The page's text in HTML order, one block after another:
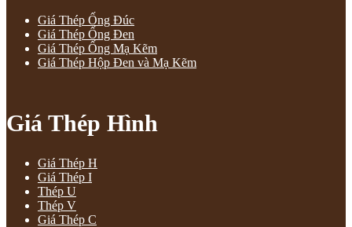
Giá Thép Ống Đúc
Giá Thép Ống Đen
Giá Thép Ống Mạ Kẽm
Giá Thép Hộp Đen và Mạ Kẽm
Giá Thép Hình
Giá Thép H
Giá Thép I
Thép U
Thép V
Giá Thép C